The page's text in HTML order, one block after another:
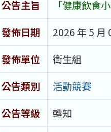
公告主旨
「健康飲食
發佈日期
2026 年 5 月
發佈單位
衛生組
公告類別
活動競賽
公告等級
轉知